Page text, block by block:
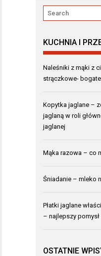
KUCHNIA I
Naleśniki z mąki z
strączkowe-
Kopytka jaglane –
jaglaną w roli
jaglanej
Mąka razowa – co
Śniadanie – mleko
Płatki jaglane
– najlepszy
OSTATNIE